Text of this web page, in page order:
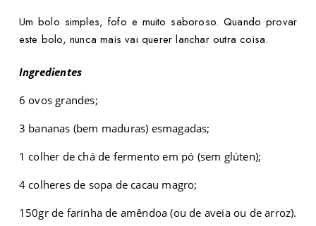
Um bolo simples, fofo e muito saboroso. Quando provar
este bolo, nunca mais vai querer lanchar outra coisa.
Ingredientes
6 ovos grandes;
3 bananas (bem maduras) esmagadas;
1 colher de chá de fermento em pó (sem glúten);
4 colheres de sopa de cacau magro;
150gr de farinha de amêndoa (ou de aveia ou de arroz).